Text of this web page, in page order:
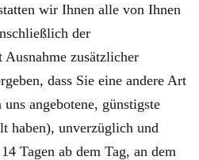
wir Ihnen alle von Ihnen
der
zusätzlicher
dass Sie eine andere Art
angebotene, günstigste
haben), unverzüglich und
Tagen ab dem Tag, an dem